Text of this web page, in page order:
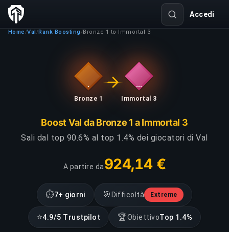
Accedi
Home /Val /Rank Boosting /Bronze 1 to Immortal 3
Bronze 1 Immortal 3
Boost Val da Bronze 1 a Immortal 3
Sali dal top 90.6% al top 1.4% dei giocatori di Val
A partire da924,14 €
⏱7+ giorni 🎯 Difficoltà Extreme
⭐4.9/5 Trustpilot 🏆ObiettivoTop 1.4%